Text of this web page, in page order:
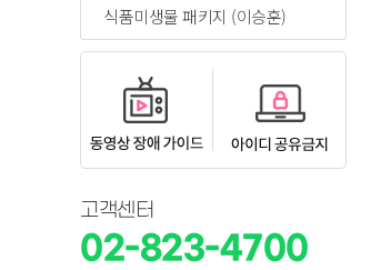
식품미생물 패키지 (이승훈)
고객센터
02-823-4700